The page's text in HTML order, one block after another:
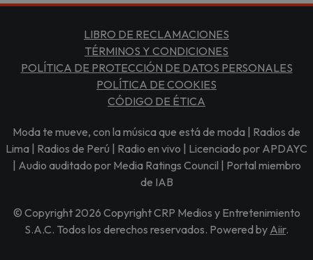
LIBRO DE RECLAMACIONES
TÉRMINOS Y CONDICIONES
POLÍTICA DE PROTECCIÓN DE DATOS PERSONALES
POLÍTICA DE COOKIES
CÓDIGO DE ÉTICA
Moda te mueve, con la música que está de moda | Radios de
Lima | Radios de Perú | Radio en vivo | Licenciado por APDAYC
| Audio auditado por Media Ratings Council | Portal miembro
de IAB
© Copyright 2026 Copyright CRP Medios y Entretenimiento
S.A.C. Todos los derechos reservados. Powered by Aiir.